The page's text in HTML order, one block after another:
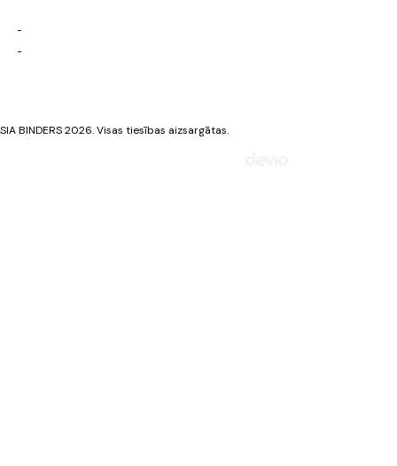
SIA BINDERS 2026. Visas tiesības aizsargātas.